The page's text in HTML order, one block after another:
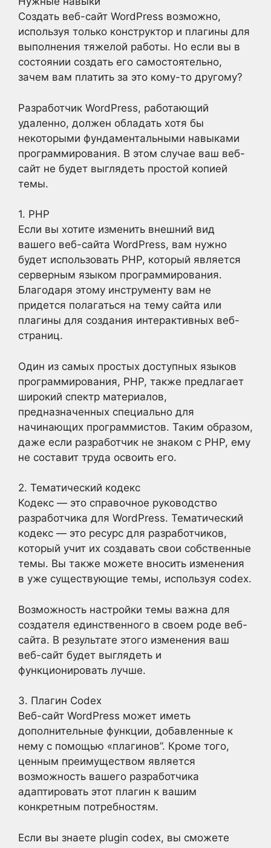
Создать веб-сайт WordPress возможно,
используя только конструктор и плагины для
выполнения тяжелой работы. Но если вы в
состоянии создать его самостоятельно,
зачем вам платить за это кому-то другому?
Разработчик WordPress, работающий
удаленно, должен обладать хотя бы
некоторыми фундаментальными навыками
программирования. В этом случае ваш веб-
сайт не будет выглядеть простой копией
темы.
1. PHP
Если вы хотите изменить внешний вид
вашего веб-сайта WordPress, вам нужно
будет использовать PHP, который является
серверным языком программирования.
Благодаря этому инструменту вам не
придется полагаться на тему сайта или
плагины для создания интерактивных веб-
страниц.
Один из самых простых доступных языков
программирования, PHP, также предлагает
широкий спектр материалов,
предназначенных специально для
начинающих программистов. Таким образом,
даже если разработчик не знаком с PHP, ему
не составит труда освоить его.
2. Тематический кодекс
Кодекс — это справочное руководство
разработчика для WordPress. Тематический
кодекс — это ресурс для разработчиков,
который учит их создавать свои собственные
темы. Вы также можете вносить изменения
в уже существующие темы, используя codex.
Возможность настройки темы важна для
создателя единственного в своем роде веб-
сайта. В результате этого изменения ваш
веб-сайт будет выглядеть и
функционировать лучше.
3. Плагин Codex
Веб-сайт WordPress может иметь
дополнительные функции, добавленные к
нему с помощью «плагинов”. Кроме того,
ценным преимуществом является
возможность вашего разработчика
адаптировать этот плагин к вашим
конкретным потребностям.
Если вы знаете plugin codex, вы сможете